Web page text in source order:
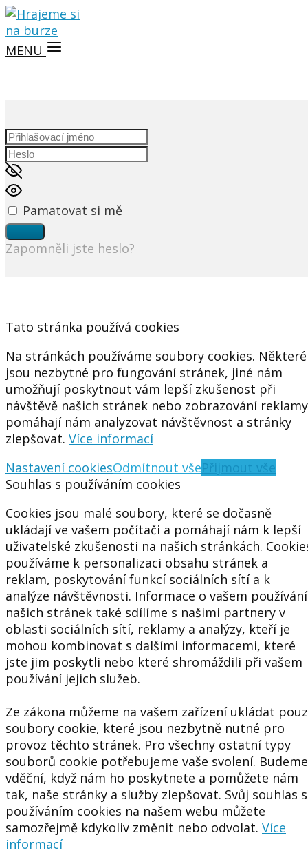
MENU
Pamatovat si mě
Zapomněli jste heslo?
Tato stránka používá cookies
Na stránkách používáme soubory cookies. Některé
jsou nezbytné pro fungování stránek, jiné nám
umožňují poskytnout vám lepší zkušenost při
návštěvě našich stránek nebo zobrazování
pomáhají nám analyzovat návštěvnost a stránky
zlepšovat. Více informací
Nastavení cookiesOdmítnout všePřijmout vše
Souhlas s používáním cookies
Cookies jsou malé soubory, které se dočasně
ukládají ve vašem počítači a pomáhají nám k lepší
uživatelské zkušenosti na našich stránkách.
používáme k personalizaci obsahu stránek a
reklam, poskytování funkcí sociálních sítí a k
analýze návštěvnosti. Informace o vašem používání
našich stránek také sdílíme s našimi partnery v
oblasti sociálních sítí, reklamy a analýzy, kteří je
mohou kombinovat s dalšími informacemi, které
jste jim poskytli nebo které shromáždili při vašem
používání jejich služeb.
Ze zákona můžeme na vašem zařízení ukládat
soubory cookie, které jsou nezbytně nutné pro
provoz těchto stránek. Pro všechny ostatní typy
souborů cookie potřebujeme vaše svolení. Budeme
vděční, když nám ho poskytnete a pomůžete nám
tak, naše stránky a služby zlepšovat. Svůj souhlas s
používáním cookies na našem webu můžete
samozřejmě kdykoliv změnit nebo odvolat. Více
informací